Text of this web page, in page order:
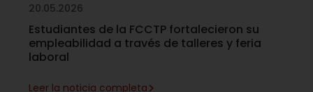
20.05.2026
Estudiantes de la FCCTP fortalecieron su
empleabilidad a través de talleres y feria
laboral
Leer la noticia completa